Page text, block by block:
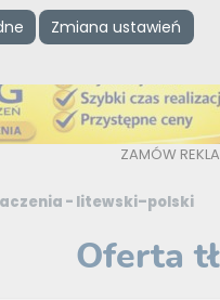
Zmiana ustawień
ZAMÓW
- litewski–polski
Oferta